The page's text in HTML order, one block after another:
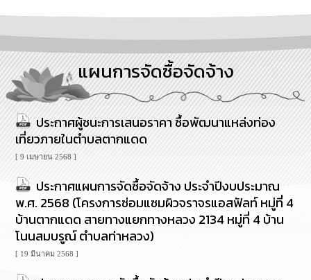
ทรัพยากร
การ
บริหาร
งาน
การ
ส่ง
เสริม
ความ
โปร่งใส
การ
จัด
ซื้อ
จัด
จ้าง
แผนการจัดซื้อจัดจ้าง
ประกาศผู้ชนะการเสนอราคา ซื้อพัฒนาแหล่งท่อง
เที่ยวภายในตำบลตากแดด
[ 9 เมษายน 2568 ]
ประกาศแผนการจัดซื้อจัดจ้าง ประจำปีงบประมาณ
พ.ศ. 2568 (โครงการซ่อมแซมผิวจราจรแอสฟัลท์ หมู่ที่ 4
บ้านตากแดด สายทางแยกทางหลวง 2134 หมู่ที่ 4 บ้าน
โนนสมบรูณ์ ตำบลท่าหลวง)
[ 19 มีนาคม 2568 ]